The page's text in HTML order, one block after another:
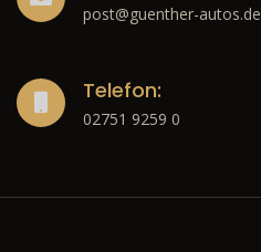
post@guenther-autos.de
Telefon:
02751 9259 0